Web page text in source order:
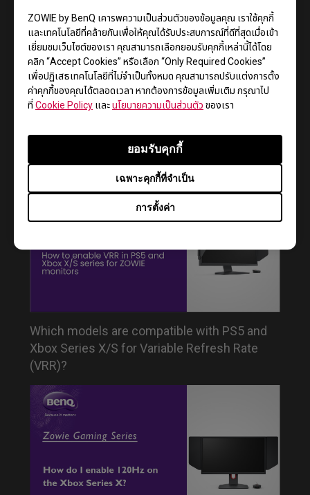
ZOWIE by BenQ เคารพความเป็นส่วนตัวของข้อมูลคุณ เราใช้คุกกี้
และเทคโนโลยีที่คล้ายกันเพื่อให้คุณได้รับประสบการณ์ที่ดีที่สุดเมื่อเข้า
เยี่ยมชมเว็บไซต์ของเรา คุณสามารถเลือกยอมรับคุกกี้เหล่านี้ได้โดย
คลิก “Accept Cookies” หรือเลือก “Only Required Cookies”
เพื่อปฏิเสธเทคโนโลยีที่ไม่จำเป็นทั้งหมด คุณสามารถปรับแต่งการตั้ง
ค่าคุกกี้ของคุณได้ตลอดเวลา หากต้องการข้อมูลเพิ่มเติม กรุณาไป
ที่ Cookie Policy และนโยบายความเป็นส่วนตัว ของเรา
การตั้งค่า
เฉพาะคุกกี้ที่จำเป็น
ยอมรับคุกกี้
How to get CSGO 4:3 resolution with black
bars or stretched on XL monitors
Which models are compatible with PS5 and
Xbox Series X/S for Variable Refresh Rate
(VRR)?